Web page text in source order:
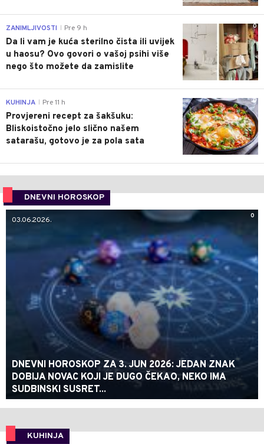
0
ZANIMLJIVOSTI Pre 9 h
Da li vam je kuća sterilno čista ili uvijek
u haosu? Ovo govori o vašoj psihi više
nego što možete da zamislite
0
KUHINJA Pre 11 h
Provjereni recept za šakšuku:
Bliskoistočno jelo slično našem
satarašu, gotovo je za pola sata
DNEVNI HOROSKOP
0
03.06.2026.
DNEVNI HOROSKOP ZA 3. JUN 2026: JEDAN ZNAK
DOBIJA NOVAC KOJI JE DUGO ČEKAO, NEKO IMA
SUDBINSKI SUSRET...
KUHINJA